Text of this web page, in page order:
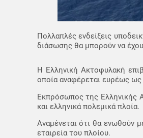
Πολλαπλές ενδείξεις
διάσωσης θα μπορούν να
Η Ελληνική Ακτοφυλακή
οποία αναφέρεται ευρέως
Εκπρόσωπος της Ελληνικής
και ελληνικά πολεμικά πλοία.
Αναμένεται ότι θα ενωθούν
εταιρεία του πλοίου.